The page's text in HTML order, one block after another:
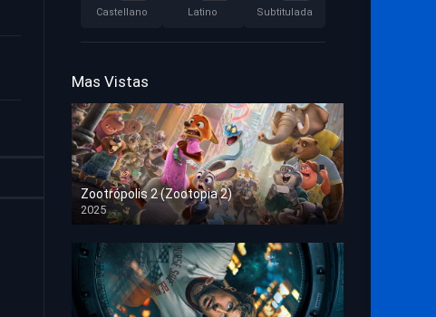
Castellano Latino Subtitulada
Mas Vistas
Zootrópolis 2 (Zootopia 2)
2025
HD 1080p